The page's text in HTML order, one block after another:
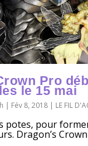
Pro
le 15 mai
| Fév 8, 2018 | LE FIL
potes, pour
Dragon’s